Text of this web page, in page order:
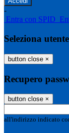
-
Entra con SPID
Seleziona utente
button close ×
Recupero
button close ×
all'indirizzo indicato